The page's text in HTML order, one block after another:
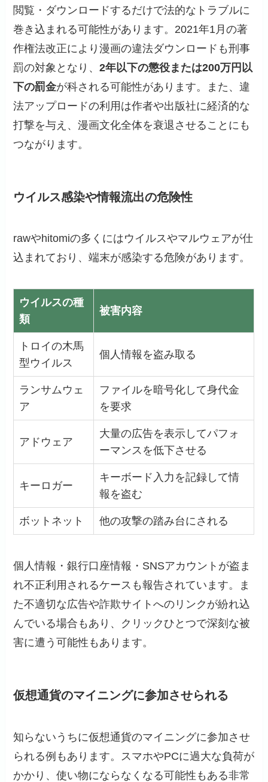
閲覧・ダウンロードするだけで法的なトラブルに
巻き込まれる可能性があります。2021年1月の著
作権法改正により漫画の違法ダウンロードも刑事
罰の対象となり、2年以下の懲役または200万円以
下の罰金が科される可能性があります。また、違
法アップロードの利用は作者や出版社に経済的な
打撃を与え、漫画文化全体を衰退させることにも
つながります。
ウイルス感染や情報流出の危険性
rawやhitomiの多くにはウイルスやマルウェアが仕
込まれており、端末が感染する危険があります。
ウイルスの種
類
被害内容
トロイの木馬
型ウイルス
個人情報を盗み取る
ランサムウェ
ア
ファイルを暗号化して身代金
を要求
アドウェア
大量の広告を表示してパフォ
ーマンスを低下させる
キーロガー
キーボード入力を記録して情
報を盗む
ボットネット 他の攻撃の踏み台にされる
個人情報・銀行口座情報・SNSアカウントが盗ま
れ不正利用されるケースも報告されています。ま
た不適切な広告や詐欺サイトへのリンクが紛れ込
んでいる場合もあり、クリックひとつで深刻な被
害に遭う可能性もあります。
仮想通貨のマイニングに参加させられる
知らないうちに仮想通貨のマイニングに参加させ
られる例もあります。スマホやPCに過大な負荷が
かかり、使い物にならなくなる可能性もある非常